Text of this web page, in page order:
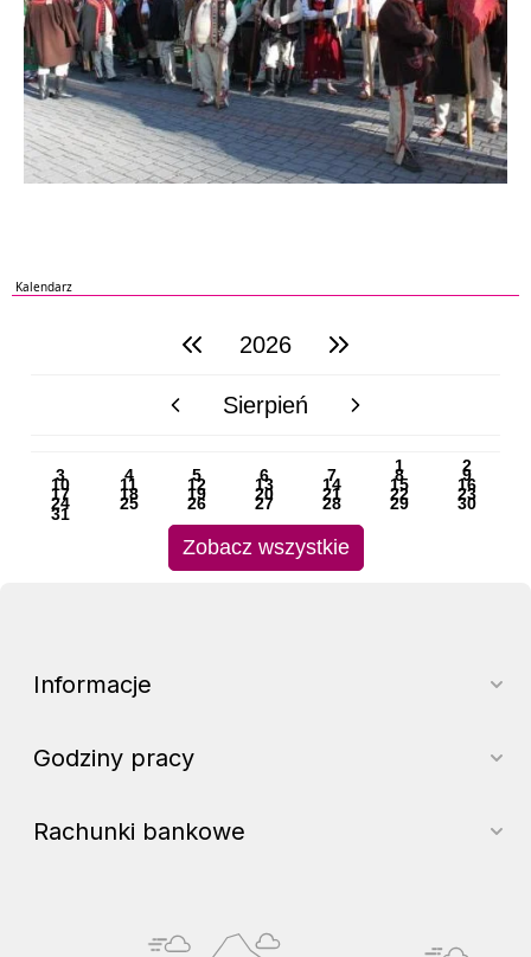
Kalendarz
poprzedni rok2026 następny rok
poprzedni miesiącSierpień następny miesiąc
1 2
3 4 5 6 7 8 9
10 11 12 13 14 15 16
17 18 19 20 21 22 23
24 25 26 27 28 29 30
31
Zobacz wszystkie
Informacje
Godziny pracy
Rachunki bankowe